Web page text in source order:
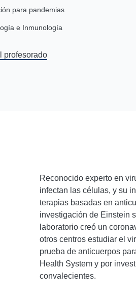
para pandemias
e Inmunología
profesorado
Reconocido experto en
infectan las células, y su
terapias basadas en
investigación de Einstein
laboratorio creó un
otros centros estudiar el
prueba de anticuerpos
Health System y por
convalecientes.